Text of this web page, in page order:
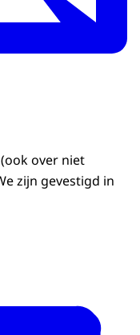
(ook over niet
zijn gevestigd in